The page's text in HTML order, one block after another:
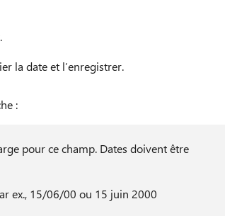
la date et l’enregistrer.
:
pour ce champ. Dates doivent être
ex., 15/06/00 ou 15 juin 2000